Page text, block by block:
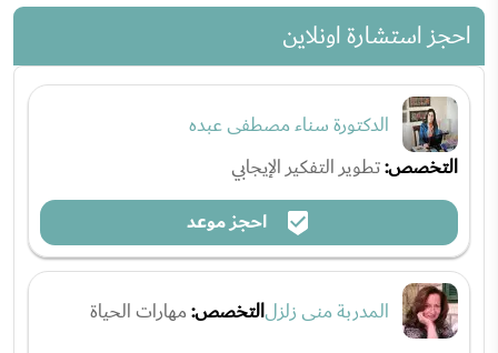
احجز استشارة اونلاين
الدكتورة سناء مصطفى عبده
التخصص:تطوير التفكير الإيجابي
احجز موعد
المدربة منى زلزلالتخصص:مهارات الحياة